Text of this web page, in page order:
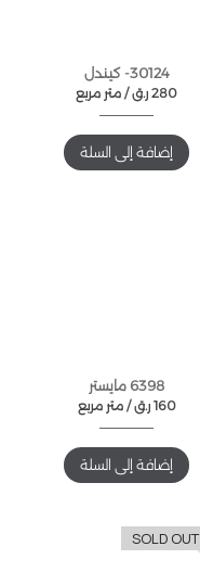
30124- كيندل
متر مربع / 280 ر.ق
إضافة إلى السلة
6398 مايستر
متر مربع / 160 ر.ق
إضافة إلى السلة
SOLD OUT